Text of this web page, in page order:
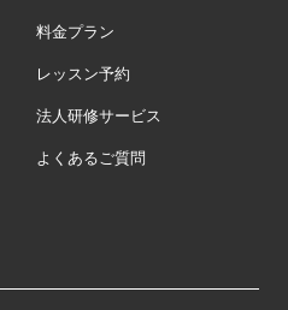
料金プラン
レッスン予約
法人研修サービス
よくあるご質問